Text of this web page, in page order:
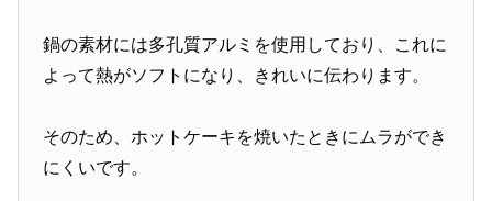
鍋の素材には多孔質アルミを使用しており、これに
よって熱がソフトになり、きれいに伝わります。
そのため、ホットケーキを焼いたときにムラができ
にくいです。